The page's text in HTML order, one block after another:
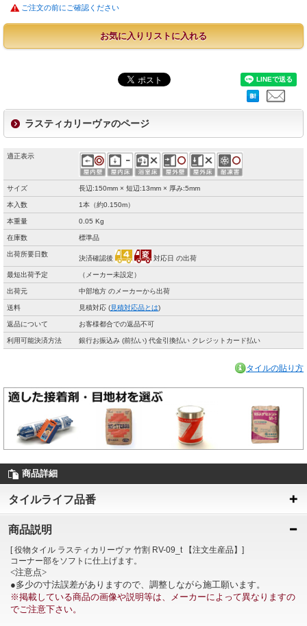
ご注文の前にご確認ください
お気に入りリストに入れる
ラスティカリーヴァのページ
適正表示
サイズ 長辺:150mm × 短辺:13mm × 厚み:5mm
本入数 1本（約0.150m）
本重量 0.05 Kg
在庫数 標準品
出荷所要日数
決済確認後 対応日 の出荷
最短出荷予定 （メーカー未設定）
出荷元 中部地方 のメーカーから出荷
送料 見積対応 (見積対応品とは)
返品について お客様都合での返品不可
利用可能決済方法 銀行お振込み (前払い) 代金引換払い クレジットカード払い
タイルの貼り方
商品詳細
タイルライフ品番
商品説明
[ 役物タイル ラスティカリーヴァ 竹割 RV-09_t 【注文生産品】]
コーナー部をソフトに仕上げます。
<注意点>
●多少の寸法誤差がありますので、調整しながら施工願います。
※掲載している商品の画像や説明等は、メーカーによって異なりますの
でご注意下さい。